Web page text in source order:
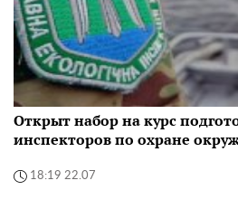
Открыт набор на курс
инспекторов по охране
18:19 22.07